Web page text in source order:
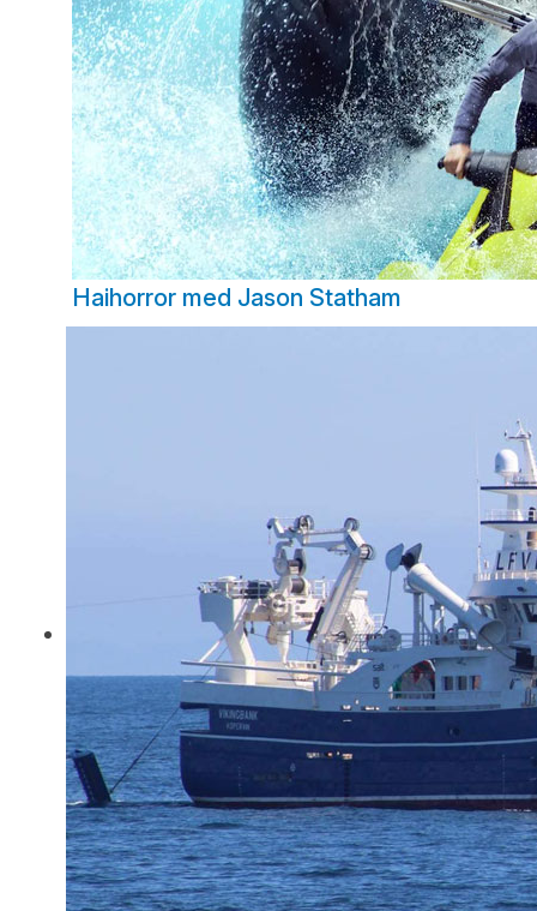
Haihorror med Jason Statham